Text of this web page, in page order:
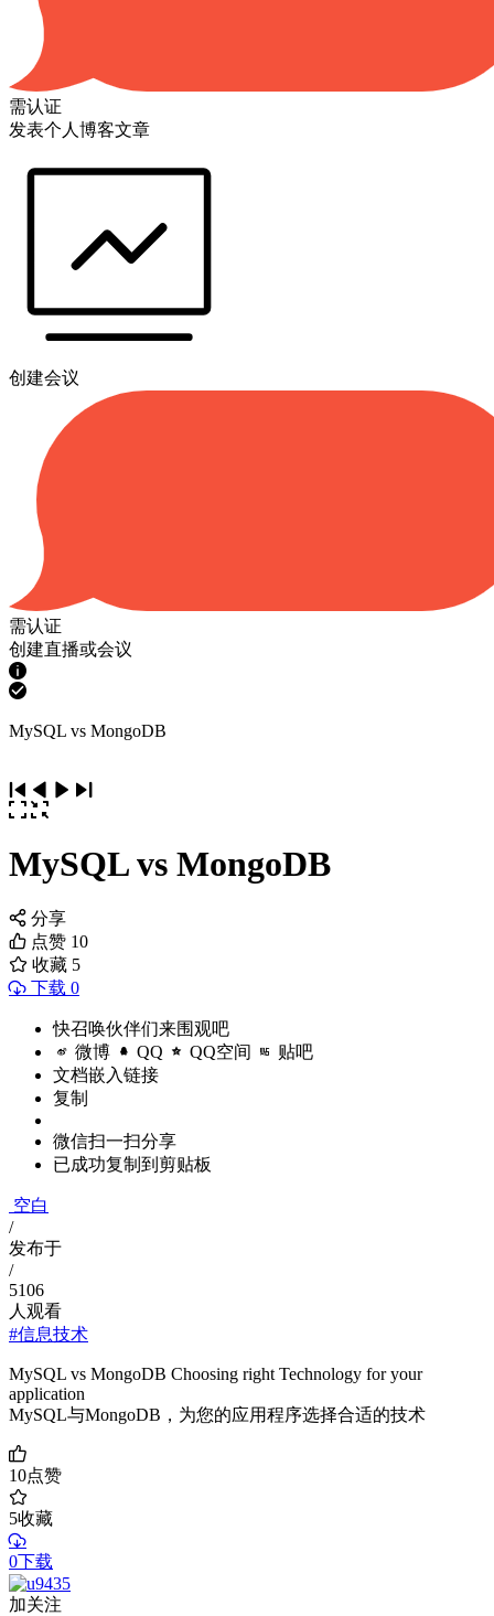
需认证
发表个人博客文章
创建会议
需认证
创建直播或会议
MySQL vs MongoDB
MySQL vs MongoDB
分享
点赞 10
收藏 5
下载 0
快召唤伙伴们来围观吧
微博 QQ QQ空间 贴吧
文档嵌入链接
复制
微信扫一扫分享
已成功复制到剪贴板
空白
/
发布于
/
5106
人观看
#信息技术
MySQL vs MongoDB Choosing right Technology for your
application
MySQL与MongoDB，为您的应用程序选择合适的技术
10点赞
5收藏
0下载
加关注